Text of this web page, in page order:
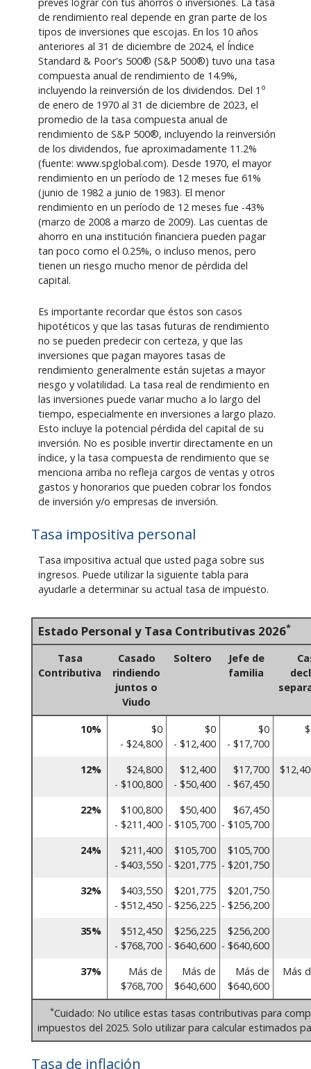
de rendimiento real depende en gran parte de los
tipos de inversiones que escojas. En los 10 años
anteriores al 31 de diciembre de 2024, el Índice
Standard & Poor's 500® (S&P 500®) tuvo una tasa
compuesta anual de rendimiento de 14.9%,
incluyendo la reinversión de los dividendos. Del 1 o
de enero de 1970 al 31 de diciembre de 2023, el
promedio de la tasa compuesta anual de
rendimiento de S&P 500®, incluyendo la reinversión
de los dividendos, fue aproximadamente 11.2%
(fuente: www.spglobal.com). Desde 1970, el mayor
rendimiento en un período de 12 meses fue 61%
(junio de 1982 a junio de 1983). El menor
rendimiento en un período de 12 meses fue -43%
(marzo de 2008 a marzo de 2009). Las cuentas de
ahorro en una institución financiera pueden pagar
tan poco como el 0.25%, o incluso menos, pero
tienen un riesgo mucho menor de pérdida del
capital.
Es importante recordar que éstos son casos
hipotéticos y que las tasas futuras de rendimiento
no se pueden predecir con certeza, y que las
inversiones que pagan mayores tasas de
rendimiento generalmente están sujetas a mayor
riesgo y volatilidad. La tasa real de rendimiento en
las inversiones puede variar mucho a lo largo del
tiempo, especialmente en inversiones a largo plazo.
Esto incluye la potencial pérdida del capital de su
inversión. No es posible invertir directamente en un
índice, y la tasa compuesta de rendimiento que se
menciona arriba no refleja cargos de ventas y otros
gastos y honorarios que pueden cobrar los fondos
de inversión y/o empresas de inversión.
Tasa impositiva personal
Tasa impositiva actual que usted paga sobre sus
ingresos. Puede utilizar la siguiente tabla para
ayudarle a determinar su actual tasa de impuesto.
Estado Personal y Tasa Contributivas 2026*
Tasa
Contributiva
Casado
rindiendo
juntos o
Viudo
Soltero
Jefe de
familia
10%
$0
- $24,800
$0
- $12,400
$0
- $17,700
12%
$24,800
- $100,800
$12,400
- $50,400
$17,700
- $67,450
22%
$100,800
- $211,400
$50,400
- $105,700
$67,450
- $105,700
24%
$211,400
- $403,550
$105,700
- $201,775
$105,700
- $201,750
32%
$403,550
- $512,450
$201,775
- $256,225
$201,750
- $256,200
35%
$512,450
- $768,700
$256,225
- $640,600
$256,200
- $640,600
37%
Más de
$768,700
Más de
$640,600
Más de
$640,600
Más
*Cuidado: No utilice estas tasas contributivas para
impuestos del 2025. Solo utilizar para calcular estimados
Tasa de inflación